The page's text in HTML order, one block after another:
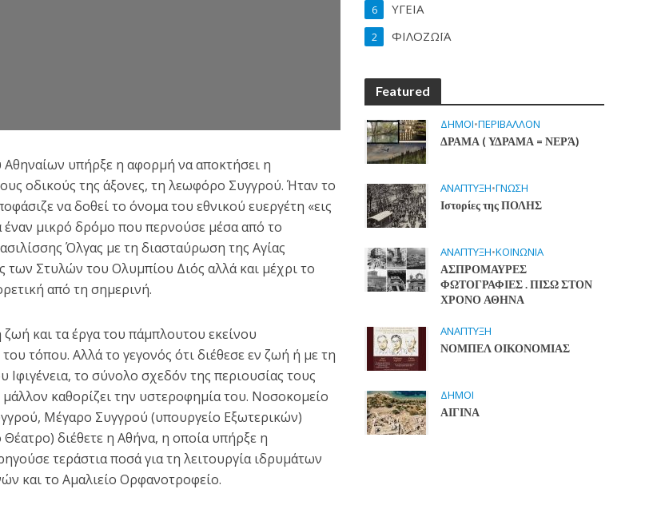
υπήρξε η αφορμή να αποκτήσει η
οδικούς της άξονες, τη λεωφόρο Συγγρού. Ήταν το
να δοθεί το όνομα του εθνικού ευεργέτη «εις
έναν μικρό δρόμο που περνούσε μέσα από το
Όλγας με τη διασταύρωση της Αγίας
των Στυλών του Ολυμπίου Διός αλλά και μέχρι το
από τη σημερινή.
και τα έργα του πάμπλουτου εκείνου
τόπου. Αλλά το γεγονός ότι διέθεσε εν ζωή ή με τη
Ιφιγένεια, το σύνολο σχεδόν της περιουσίας τους
καθορίζει την υστεροφημία του. Νοσοκομείο
Μέγαρο Συγγρού (υπουργείο Εξωτερικών)
διέθετε η Αθήνα, η οποία υπήρξε η
τεράστια ποσά για τη λειτουργία ιδρυμάτων
και το Αμαλιείο Ορφανοτροφείο.
ΥΓΕΙΑ
6
ΦΙΛΟΖΩΪΑ
2
Featured
ΔΗΜΟΙ•ΠΕΡΙΒΑΛΛΟΝ
ΔΡΑΜΑ ( ΥΔΡΑΜΑ = ΝΕΡΆ)
ΑΝΑΠΤΥΞΗ•ΓΝΩΣΗ
Ιστορίες της ΠΟΛΗΣ
ΑΝΑΠΤΥΞΗ•ΚΟΙΝΩΝΙΑ
ΑΣΠΡΟΜΑΥΡΕΣ
ΦΩΤΟΓΡΑΦΙΕΣ . ΠΙΣΩ ΣΤΟΝ
ΧΡΟΝΟ ΑΘΗΝΑ
ΑΝΑΠΤΥΞΗ
ΝΟΜΠΕΛ ΟΙΚΟΝΟΜΙΑΣ
ΔΗΜΟΙ
ΑΙΓΙΝΑ